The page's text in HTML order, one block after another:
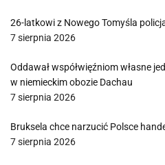
26-latkowi z Nowego Tomyśla
7 sierpnia 2026
Oddawał współwięźniom własne
w niemieckim obozie Dachau
7 sierpnia 2026
Bruksela chce narzucić Polsce
7 sierpnia 2026